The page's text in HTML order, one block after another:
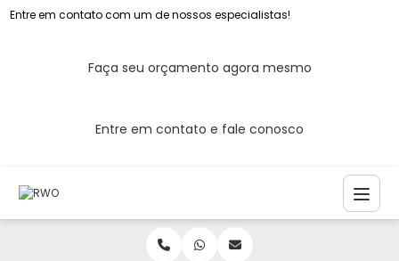
Entre em contato com um de nossos especialistas!
Faça seu orçamento agora mesmo
Entre em contato e fale conosco